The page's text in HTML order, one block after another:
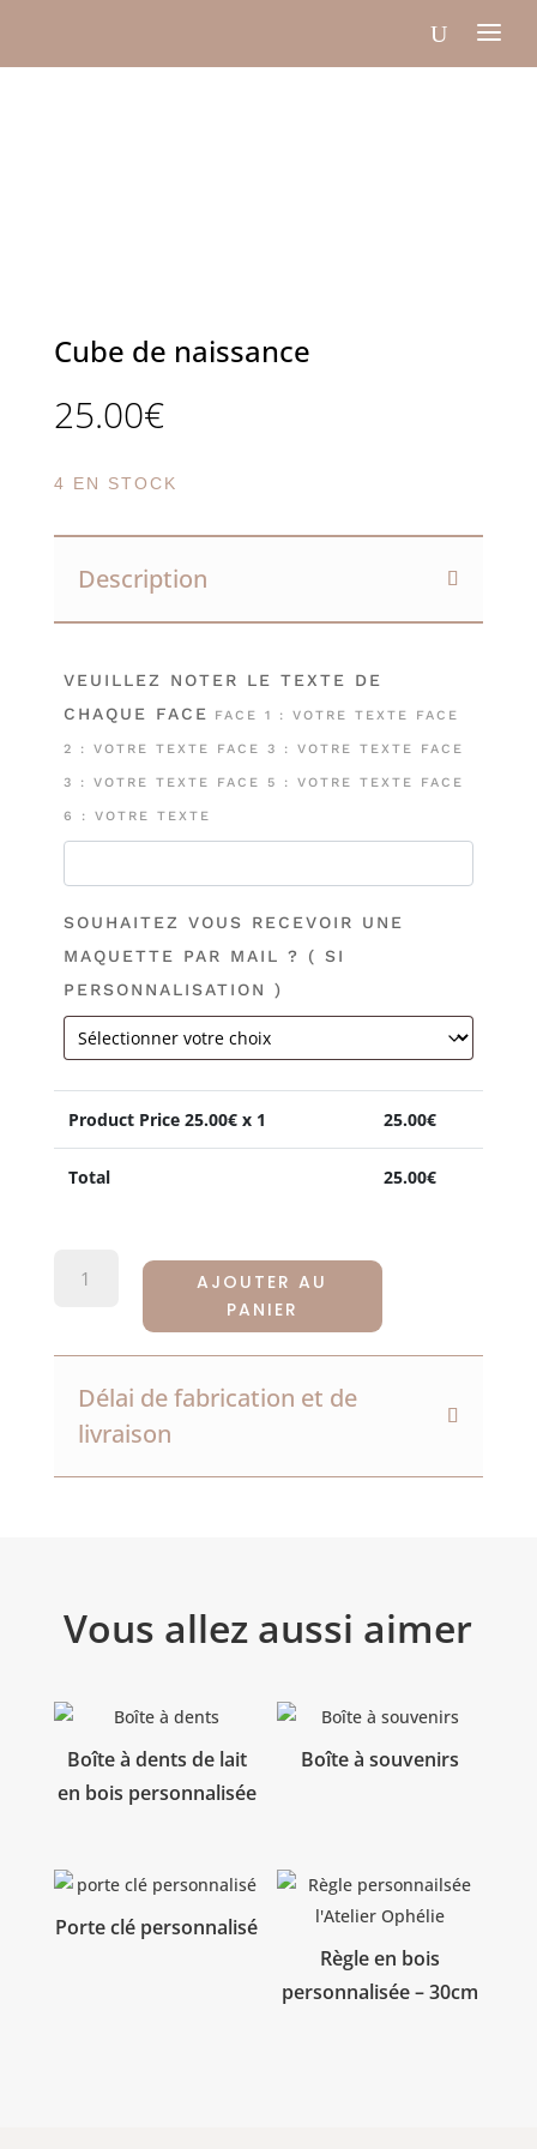
Cube de naissance
25.00€
4 EN STOCK
Description
VEUILLEZ NOTER LE TEXTE DE
CHAQUE FACE
FACE 1 : VOTRE TEXTE FACE
2 : VOTRE TEXTE FACE 3 : VOTRE TEXTE FACE
3 : VOTRE TEXTE FACE 5 : VOTRE TEXTE FACE
6 : VOTRE TEXTE
SOUHAITEZ VOUS RECEVOIR UNE
MAQUETTE PAR MAIL ? ( SI
PERSONNALISATION )
Product Price 25.00€ x 1 25.00€
Total 25.00€
QUANTITÉ
DE
AJOUTER AU
PANIER
Délai de fabrication et de
livraison
Vous allez aussi aimer
Boîte à dents de lait
en bois personnalisée
Boîte à souvenirs
Porte clé personnalisé
Règle en bois
personnalisée – 30cm